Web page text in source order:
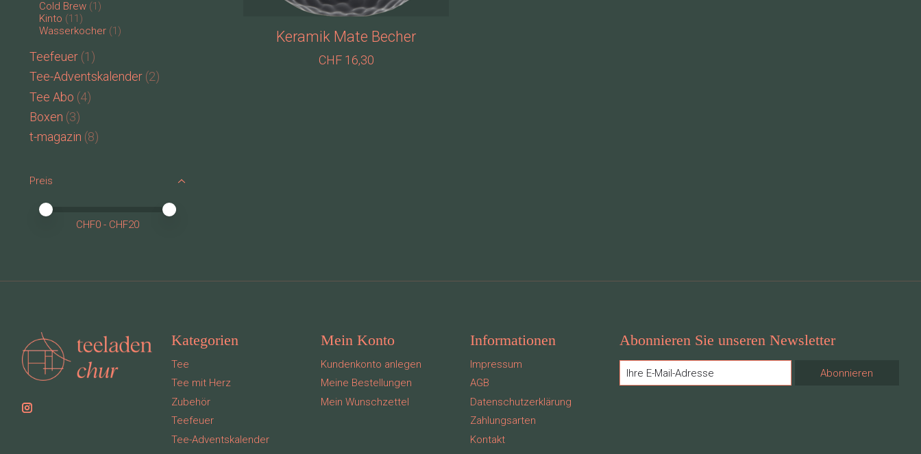
Cold Brew (1)
Kinto (11)
Wasserkocher (1)
Teefeuer (1)
Tee-Adventskalender (2)
Tee Abo (4)
Boxen (3)
t-magazin (8)
Preis
Preis – Mindestwert
Price maximum value
CHF0 - CHF20
Keramik Mate Becher
CHF 16,30
Kategorien
Tee
Tee mit Herz
Zubehör
Teefeuer
Tee-Adventskalender
Mein Konto
Kundenkonto anlegen
Meine Bestellungen
Mein Wunschzettel
Informationen
Impressum
AGB
Datenschutzerklärung
Zahlungsarten
Kontakt
Abonnieren Sie unseren Newsletter
Abonnieren